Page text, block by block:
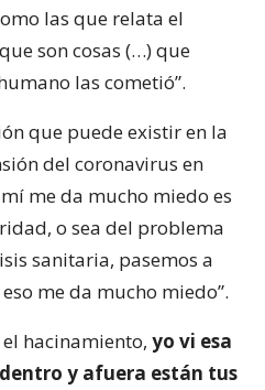
las que relata el
son cosas (…) que
las cometió”.
que puede existir en la
del coronavirus en
me da mucho miedo es
o sea del problema
sanitaria, pasemos a
me da mucho miedo”.
el hacinamiento, yo vi esa
y afuera están tus